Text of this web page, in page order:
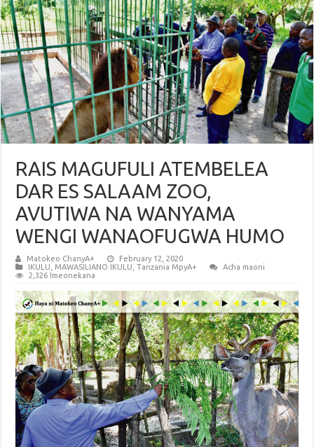
RAIS MAGUFULI ATEMBELEA
DAR ES SALAAM ZOO,
AVUTIWA NA WANYAMA
WENGI WANAOFUGWA HUMO
Matokeo ChanyA+
February 12, 2020
IKULU
MAWASILIANO IKULU ,Tanzania MpyA+
Acha maoni
2,326 Imeonekana